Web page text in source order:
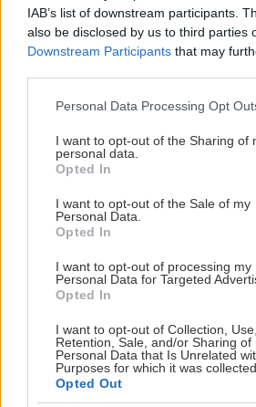
IAB’s list of downstream participants.
also be disclosed by us to third parties
Downstream Participants that may
Please note that this website/app uses
not limited to your visit or usage
grant or deny consent to Google and
use your data for below specified
consent section.
Personal Data Processing Opt
I want to opt-out of the Sharing of
personal data.
Opted In
I want to opt-out of the Sale of my
Personal Data.
Opted In
I want to opt-out of processing my
Personal Data for Targeted
Opted In
I want to opt-out of Collection, Use,
Retention, Sale, and/or Sharing of
Personal Data that Is Unrelated
Purposes for which it was collected.
Opted Out
Ένα ποιητικό και βαθιά
ανέβασμα χωρίς αποκλεισμούς
σκηνική ανάγνωση για τη
του πολέμου μέσα από το
σώματος, που διεκδικεί το
Οι Τρωάδες της Ελένης
τα όμορφα, υγιή κορμιά των
γυναικών της οικογένειας του
ανήλικα, ανάπηρα,
τον πόλεμο αποφάσιζαν για
σπάνια είχαν το προνόμιο της